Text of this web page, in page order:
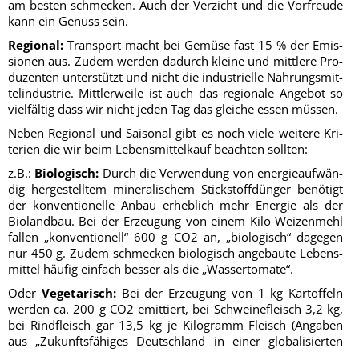
am bes­ten schme­cken. Auch der Ver­zicht und die Vor­freu­de
kann ein Genuss sein.
Regio­nal: Trans­port macht bei Gemü­se fast 15 % der Emis­
sio­nen aus. Zudem wer­den dadurch klei­ne und mitt­le­re Pro­
du­zen­ten unter­stützt und nicht die indus­tri­el­le Nah­rungs­mit­
tel­in­dus­trie. Mitt­ler­wei­le ist auch das regio­na­le Ange­bot so
viel­fäl­tig dass wir nicht jeden Tag das glei­che essen müssen.
Neben Regio­nal und Sai­so­nal gibt es noch vie­le wei­te­re Kri­
te­ri­en die wir beim Lebens­mit­tel­kauf beach­ten sollten:
z.B.: Bio­lo­gisch: Durch die Ver­wen­dung von ener­gie­auf­wän­
dig her­ge­stell­tem mine­ra­li­schem Stick­stoff­dün­ger benö­tigt
der kon­ven­tio­nel­le Anbau erheb­lich mehr Ener­gie als der
Bio­land­bau. Bei der Erzeu­gung von einem Kilo Wei­zen­mehl
fal­len „kon­ven­tio­nell“ 600 g CO2 an, „bio­lo­gisch“ dage­gen
nur 450 g. Zudem schme­cken bio­lo­gisch ange­bau­te Lebens­
mit­tel häu­fig ein­fach bes­ser als die „Was­ser­to­ma­te“.
Oder Vege­ta­risch:Bei der Erzeu­gung von 1 kg Kar­tof­feln
wer­den ca. 200 g CO2 emit­tiert, bei Schwei­ne­fleisch 3,2 kg,
bei Rind­fleisch gar 13,5 kg je Kilo­gramm Fleisch (Anga­ben
aus „Zukunfts­fä­hi­ges Deutsch­land in einer glo­ba­li­sier­ten